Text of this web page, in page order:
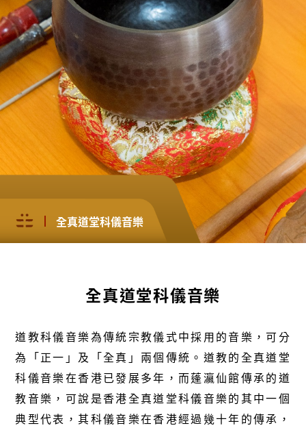
全真道堂科儀音樂
全真道堂科儀音樂
道教科儀音樂為傳統宗教儀式中採用的音樂，可分
為「正一」及「全真」兩個傳統。道教的全真道堂
科儀音樂在香港已發展多年，而蓬瀛仙館傳承的道
教音樂，可說是香港全真道堂科儀音樂的其中一個
典型代表，其科儀音樂在香港經過幾十年的傳承，